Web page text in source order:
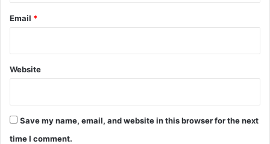
Email *
Website
Save my name, email, and website in this browser for the next
time I comment.